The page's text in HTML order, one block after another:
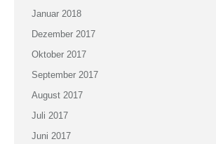
Januar 2018
Dezember 2017
Oktober 2017
September 2017
August 2017
Juli 2017
Juni 2017